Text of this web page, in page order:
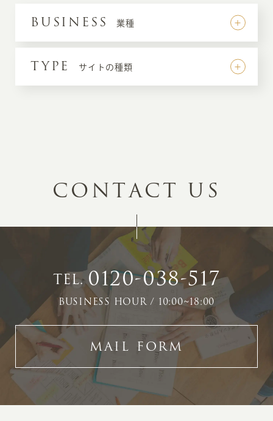
BUSINESS 業種
TYPE サイトの種類
CONTACT US
TEL.0120-038-517
BUSINESS HOUR / 10:00~18:00
MAIL FORM